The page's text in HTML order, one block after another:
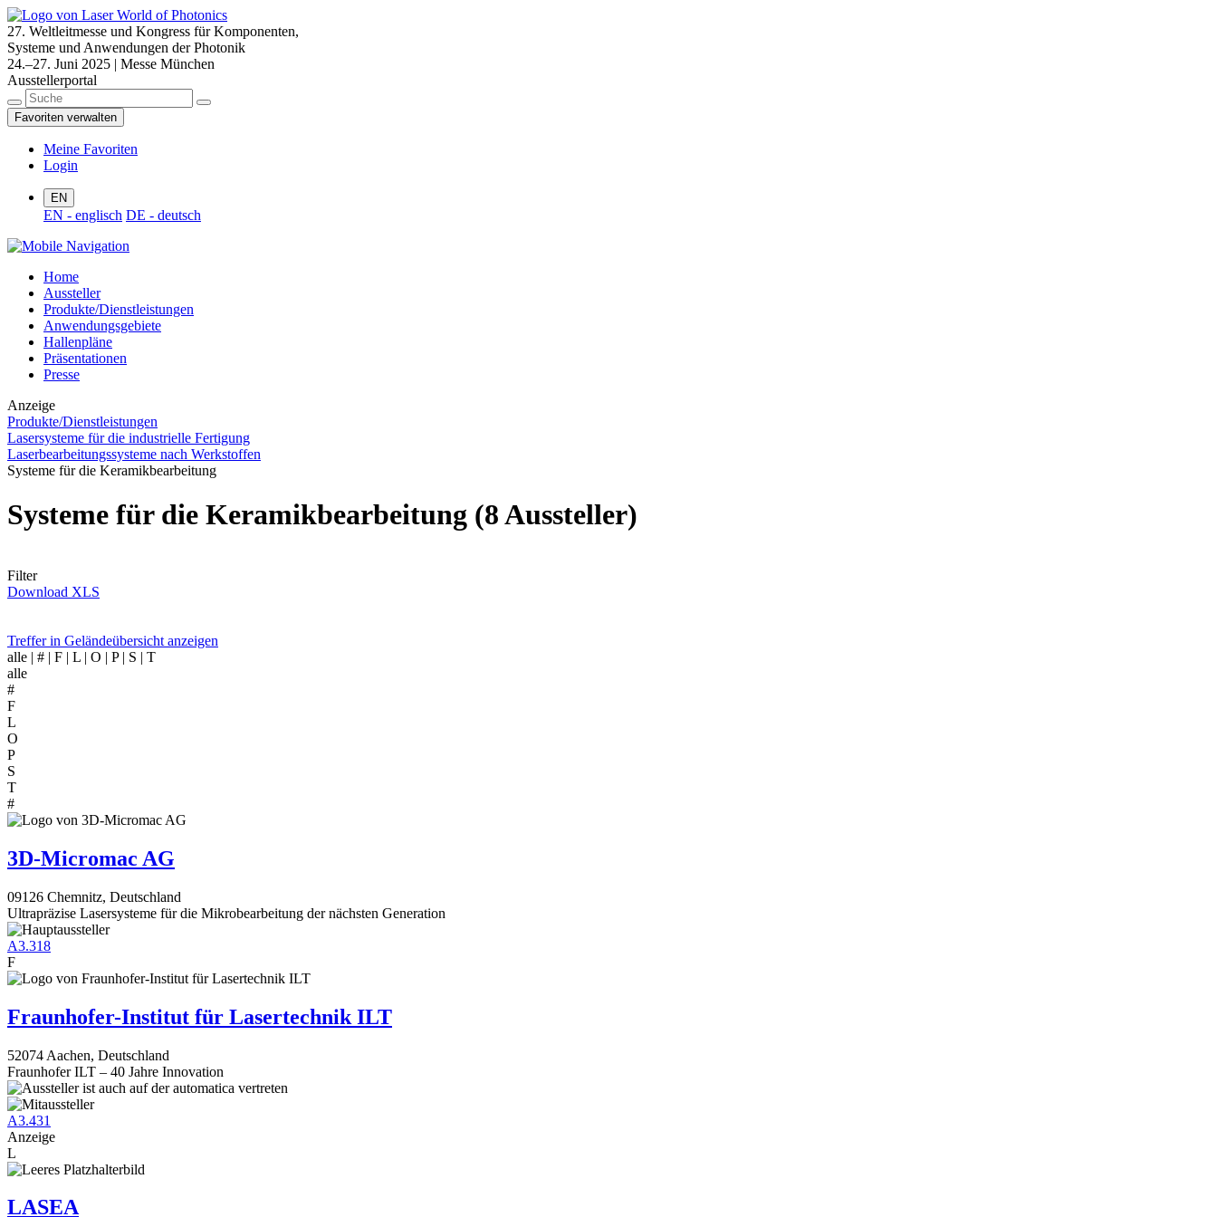
27. Weltleitmesse und Kongress für Komponenten,
Systeme und Anwendungen der Photonik
24.–27. Juni 2025 | Messe München
Ausstellerportal
Favoriten verwalten
Meine Favoriten
Login
EN
EN - englisch DE - deutsch
Home
Aussteller
Produkte/Dienstleistungen
Anwendungsgebiete
Hallenpläne
Präsentationen
Presse
Anzeige
Produkte/Dienstleistungen
Lasersysteme für die industrielle Fertigung
Laserbearbeitungssysteme nach Werkstoffen
Systeme für die Keramikbearbeitung
Systeme für die Keramikbearbeitung (8 Aussteller)
Filter
Download XLS
Treffer in Geländeübersicht anzeigen
alle | # | F | L | O | P | S | T
alle
#
F
L
O
P
S
T
#
3D-Micromac AG
09126 Chemnitz, Deutschland
Ultrapräzise Lasersysteme für die Mikrobearbeitung der nächsten Generation
A3.318
F
Fraunhofer-Institut für Lasertechnik ILT
52074 Aachen, Deutschland
Fraunhofer ILT – 40 Jahre Innovation
A3.431
Anzeige
L
LASEA